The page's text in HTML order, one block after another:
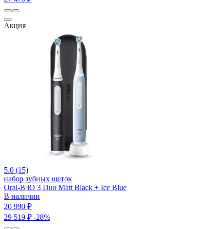
Акция
5.0 (15)
набор зубных щеток
Oral-B iO 3 Duo Matt Black + Ice Blue
В наличии
20 990 ₽
29 519 ₽ -28%